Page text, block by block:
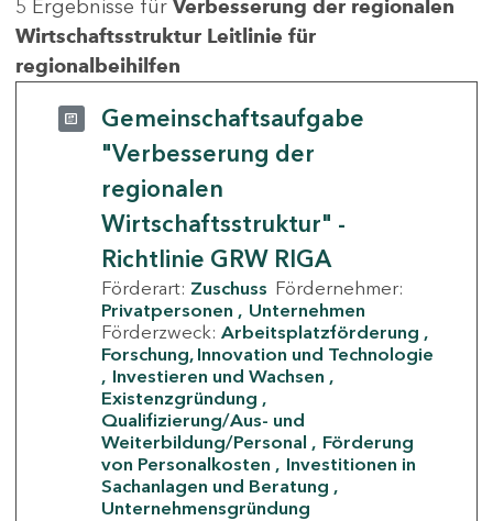
5 Ergebnisse für Verbesserung der regionalen
Wirtschaftsstruktur Leitlinie für
regionalbeihilfen
Gemeinschaftsaufgabe
"Verbesserung der
regionalen
Wirtschaftsstruktur" -
Richtlinie GRW RIGA
Förderart: Zuschuss Fördernehmer:
Privatpersonen
Unternehmen
Förderzweck: Arbeitsplatzförderung
Forschung, Innovation und Technologie
Investieren und Wachsen
Existenzgründung
Qualifizierung/Aus- und
Weiterbildung/Personal
Förderung
von Personalkosten
Investitionen in
Sachanlagen und Beratung
Unternehmensgründung